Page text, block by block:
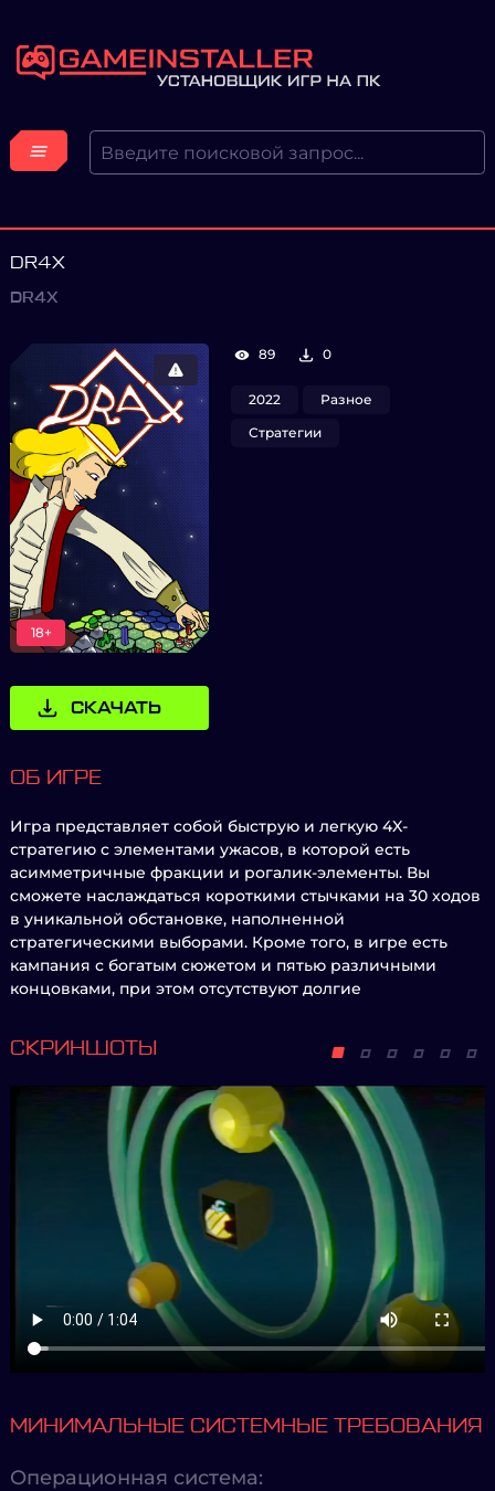
DR4X
DR4X
18+
СКАЧАТЬ
89 0
2022
Разное
Стратегии
ОБ ИГРЕ
Игра представляет собой быструю и легкую 4X-
стратегию с элементами ужасов, в которой есть
асимметричные фракции и рогалик-элементы. Вы
сможете наслаждаться короткими стычками на 30 ходов
в уникальной обстановке, наполненной
стратегическими выборами. Кроме того, в игре есть
кампания с богатым сюжетом и пятью различными
концовками, при этом отсутствуют долгие
СКРИНШОТЫ
МИНИМАЛЬНЫЕ СИСТЕМНЫЕ ТРЕБОВАНИЯ
Операционная система: